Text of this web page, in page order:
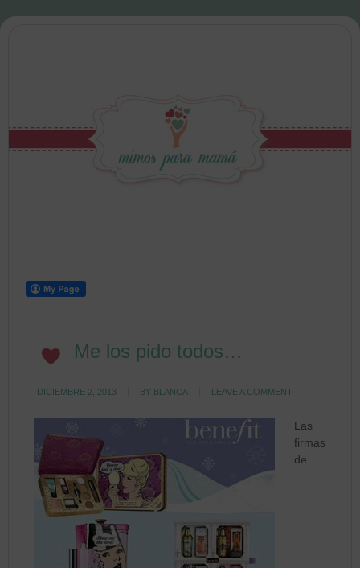
Me los pido todos…
DICIEMBRE 2, 2013 BY BLANCA LEAVE A COMMENT
Las
firmas
de